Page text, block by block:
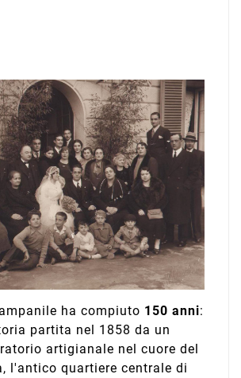
ha compiuto 150 anni:
partita nel 1858 da un
artigianale nel cuore del
l'antico quartiere centrale di